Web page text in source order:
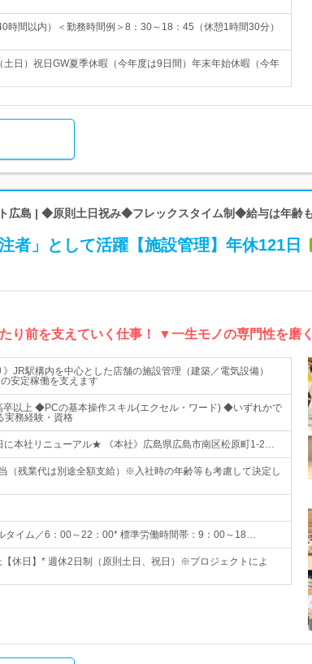
時間以内）＜勤務時間例＞8：30～18：45（休憩1時間30分）
日）祝日GW夏季休暇（今年度は9日間）年末年始休暇（今年
広島 | ◆原則土日祝み◆フレックスタイム制◆給与は年齢
者」として活躍【施設管理】年休121日
り前を支えていく仕事！ ▼一生モノの専門性を磨
JR駅構内を中心とした店舗の施設管理（建築／電気設備）
安定稼働を支えます
卒以上 ◆PCの基本操作スキル(エクセル・ワード) ◆いずれかで
実務経験・資格
に本社リニューアル★ 《本社》広島県広島市南区松原町1-2…
（残業代は別途全額支給）※入社時の年齢等も考慮して決定し
タイム／6：00～22：00* 標準労働時間帯：9：00～18…
休日】* 週休2日制（原則土日、祝日）※プロジェクトによ